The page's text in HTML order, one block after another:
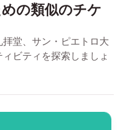
の類似のチケ
堂、サン・ピエトロ大
ビティを探索しましょ